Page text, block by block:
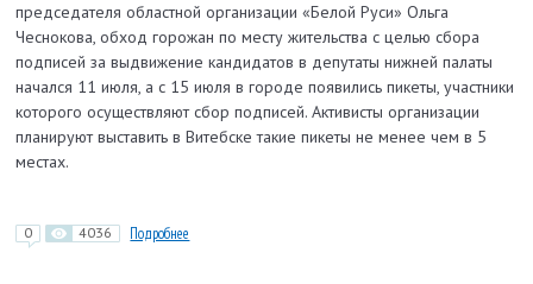
председателя областной организации «Белой Руси» Ольга
Чеснокова, обход горожан по месту жительства с целью сбора
подписей за выдвижение кандидатов в депутаты нижней палаты
начался 11 июля, а с 15 июля в городе появились пикеты, участники
которого осуществляют сбор подписей. Активисты организации
планируют выставить в Витебске такие пикеты не менее чем в 5
местах.
0 4036 Подробнее